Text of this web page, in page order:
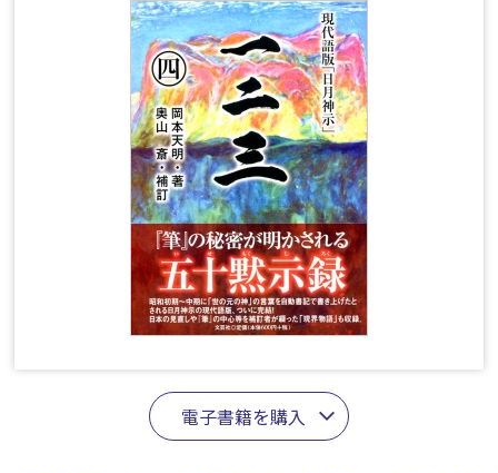
電子書籍を購入